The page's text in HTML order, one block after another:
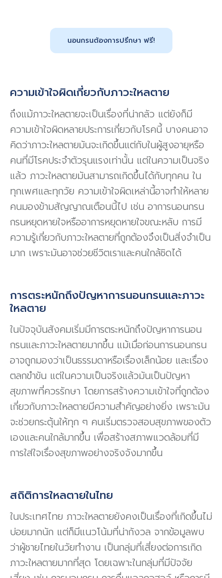
นอนกรนต้องการปรึกษา ฟรี!
ความเข้าใจผิดเกี่ยวกับภาวะใหลตาย
ถึงแม้ภาวะใหลตายจะเป็นเรื่องที่น่ากลัว แต่ยังก็มี
ความเข้าใจผิดหลายประการเกี่ยวกับโรคนี้ บางคนอาจ
คิดว่าภาวะใหลตายมันจะเกิดขึ้นแต่กับในผู้สูงอายุหรือ
คนที่มีโรคประจำตัวรุนแรงเท่านั้น แต่ในความเป็นจริง
แล้ว ภาวะใหลตายมันสามารถเกิดขึ้นได้กับทุกคน ใน
ทุกเพศและทุกวัย ความเข้าใจผิดเหล่านี้อาจทำให้หลาย
คนมองข้ามสัญญาณเตือนนี้ไป เช่น อาการนอนกรน
กรนหยุดหายใจหรืออาการหยุดหายใจขณะหลับ การมี
ความรู้เกี่ยวกับภาวะใหลตายที่ถูกต้องจึงเป็นสิ่งจำเป็น
มาก เพราะมันอาจช่วยชีวิตเราและคนใกล้ชิดได้
การตระหนักถึงปัญหาการนอนกรนและภาวะ
ใหลตาย
ในปัจจุบันสังคมเริ่มมีการตระหนักถึงปัญหาการนอน
กรนและภาวะใหลตายมากขึ้น แม้เมื่อก่อนการนอนกรน
อาจถูกมองว่าเป็นธรรมดาหรือเรื่องเล็กน้อย และเรื่อง
ตลกขำขัน แต่ในความเป็นจริงแล้วมันเป็นปัญหา
สุขภาพที่ควรรักษา โดยการสร้างความเข้าใจที่ถูกต้อง
เกี่ยวกับภาวะใหลตายมีความสำคัญอย่างยิ่ง เพราะมัน
จะช่วยกระตุ้นให้ทุก ๆ คนเริ่มตรวจสอบสุขภาพของตัว
เองและคนใกล้มากขึ้น เพื่อสร้างสภาพแวดล้อมที่มี
การใส่ใจเรื่องสุขภาพอย่างจริงจังมากขึ้น
สถิติการใหลตายในไทย
ในประเทศไทย ภาวะใหลตายยังคงเป็นเรื่องที่เกิดขึ้นไม่
บ่อยมากนัก แต่ก็มีแนวโน้มที่น่ากังวล จากข้อมูลพบ
ว่าผู้ชายไทยในวัยทำงาน เป็นกลุ่มที่เสี่ยงต่อการเกิด
ภาวะใหลตายมากที่สุด โดยเฉพาะในกลุ่มที่มีปัจจัย